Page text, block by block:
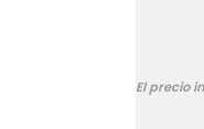
El precio